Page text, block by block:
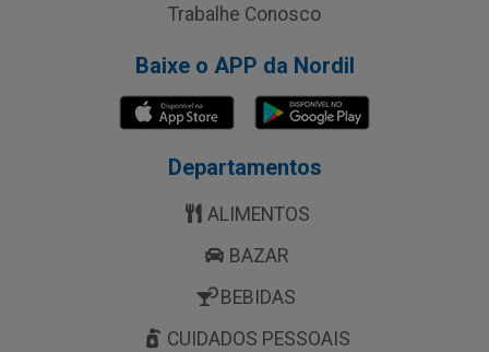
Trabalhe Conosco
Baixe o APP da Nordil
Departamentos
ALIMENTOS
BAZAR
BEBIDAS
CUIDADOS PESSOAIS